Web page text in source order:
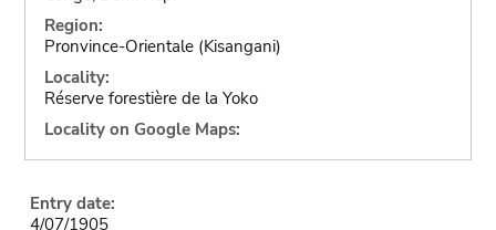
Region:
Pronvince-Orientale (Kisangani)
Locality:
Réserve forestière de la Yoko
Locality on Google Maps:
Entry date:
4/07/1905